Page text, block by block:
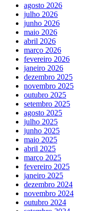
agosto 2026
julho 2026
junho 2026
maio 2026
abril 2026
março 2026
fevereiro 2026
janeiro 2026
dezembro 2025
novembro 2025
outubro 2025
setembro 2025
agosto 2025
julho 2025
junho 2025
maio 2025
abril 2025
março 2025
fevereiro 2025
janeiro 2025
dezembro 2024
novembro 2024
outubro 2024